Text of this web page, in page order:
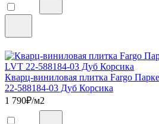
Кварц-виниловая плитка Fargo
22-588184-03 Дуб Корсика
1 790₽/м2